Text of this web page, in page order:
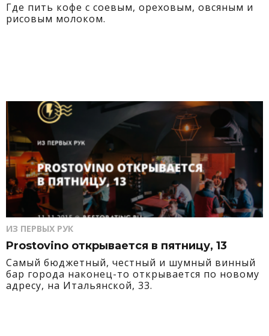
Где пить кофе с соевым, ореховым, овсяным и
рисовым молоком.
ИЗ ПЕРВЫХ РУК
Prostovino открывается в пятницу, 13
Самый бюджетный, честный и шумный винный
бар города наконец-то открывается по новому
адресу, на Итальянской, 33.